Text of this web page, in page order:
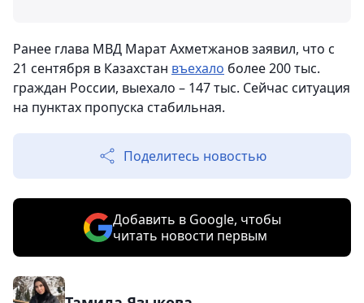
Ранее глава МВД Марат Ахметжанов заявил, что с
21 сентября в Казахстан въехало более 200 тыс.
граждан России, выехало – 147 тыс. Сейчас ситуация
на пунктах пропуска стабильная.
Поделитесь новостью
Добавить в Google, чтобы
читать новости первым